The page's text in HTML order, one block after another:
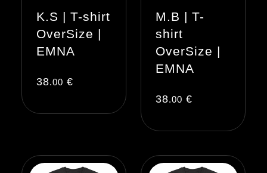
K.S | T-shirt
OverSize |
EMNA
38.00 €
M.B | T-
shirt
OverSize |
EMNA
38.00 €